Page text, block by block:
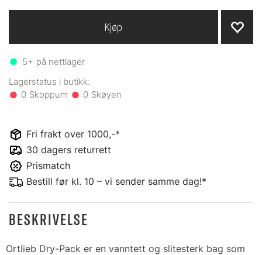
5+ på nettlager
0 0
Kjøp
Fri frakt over 1000,-*
30 dagers returrett
Prismatch
Bestill før kl. 10 – vi sender samme dag!*
BESKRIVELSE
Ortlieb Dry-Pack er en vanntett og slitesterk bag som